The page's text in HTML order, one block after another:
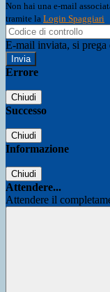
Non hai una e-mail
tramite la Login Spaggiari
E-mail inviata, si prega
Errore
Chiudi
Successo
Chiudi
Informazione
Chiudi
Attendere...
Attendere il